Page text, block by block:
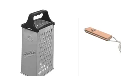
Conservadores de alimento